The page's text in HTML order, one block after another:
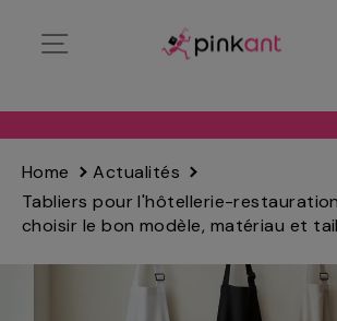
directamente
Home
Actualités
Tabliers pour l'hôtellerie-
choisir le bon modèle, matériau et